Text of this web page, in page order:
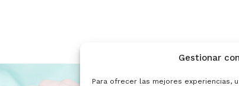
Gestionar
Para ofrecer las mejores experiencias,